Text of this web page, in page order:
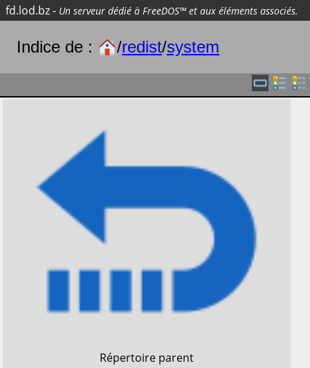
fd.lod.bz- Un serveur dédié à FreeDOS™ et aux éléments associés.
Indice de : /redist/system
​Répertoire parent